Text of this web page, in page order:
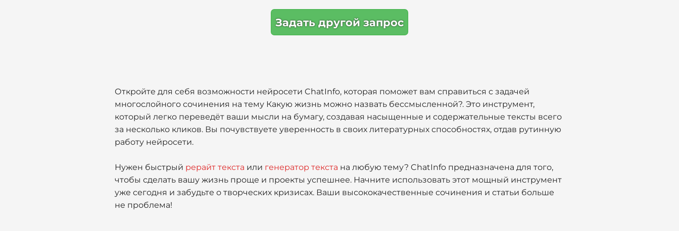
Задать другой запрос
Откройте для себя возможности нейросети ChatInfo, которая поможет вам справиться с задачей
многослойного сочинения на тему Какую жизнь можно назвать бессмысленной?. Это инструмент,
который легко переведёт ваши мысли на бумагу, создавая насыщенные и содержательные тексты всего
за несколько кликов. Вы почувствуете уверенность в своих литературных способностях, отдав рутинную
работу нейросети.
Нужен быстрый рерайт текста или генератор текста на любую тему? ChatInfo предназначена для того,
чтобы сделать вашу жизнь проще и проекты успешнее. Начните использовать этот мощный инструмент
уже сегодня и забудьте о творческих кризисах. Ваши высококачественные сочинения и статьи больше
не проблема!